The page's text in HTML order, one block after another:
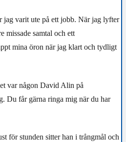
jag varit ute på ett jobb. När jag lyfter
missade samtal och ett
mina öron när jag klart och tydligt
var någon David Alin på
Du får gärna ringa mig när du har
för stunden sitter han i trångmål och